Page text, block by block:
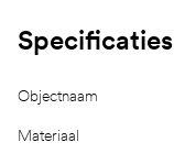
Specificaties
Objectnaam
Materiaal